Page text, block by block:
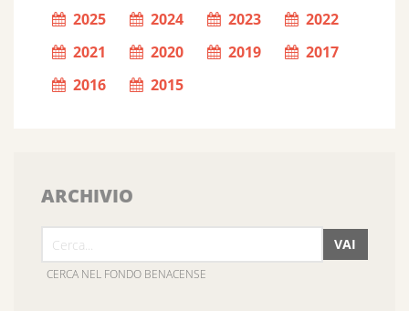
2025 2024 2023
2022
2021
2020 2019
2017
2016
2015
ARCHIVIO
VAI
CERCA NEL FONDO BENACENSE